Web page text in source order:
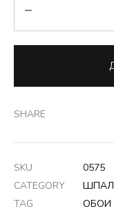
SHARE
SKU
0575
CATEGORY
TAG
ОБОИ